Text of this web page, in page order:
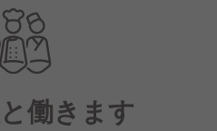
様にも心地よくご利用いた
います。
働きます